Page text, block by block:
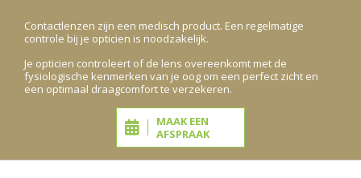
Contactlenzen zijn een medisch product. Een regelmatige
controle bij je opticien is noodzakelijk.
Je opticien controleert of de lens overeenkomt met de
fysiologische kenmerken van je oog om een perfect zicht en
een optimaal draagcomfort te verzekeren.
MAAK EEN
AFSPRAAK